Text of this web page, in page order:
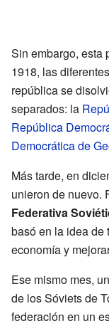
Sin embargo, esta
1918, las
república se
separados: la
República
Democrática de
Más tarde, en
unieron de nuevo.
Federativa
basó en la idea de
economía y
Ese mismo mes,
de los Sóviets de
federación en un